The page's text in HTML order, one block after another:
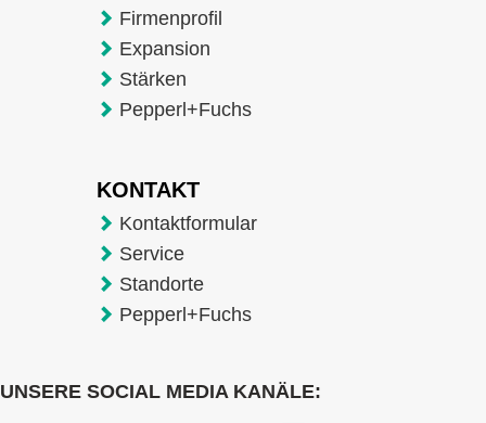
Firmenprofil
Expansion
Stärken
Pepperl+Fuchs
KONTAKT
Kontaktformular
Service
Standorte
Pepperl+Fuchs
UNSERE SOCIAL MEDIA KANÄLE: